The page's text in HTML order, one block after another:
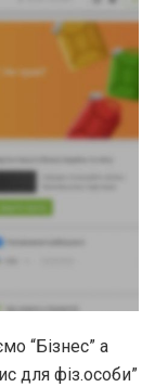
“Бізнес” а
для фіз.особи”